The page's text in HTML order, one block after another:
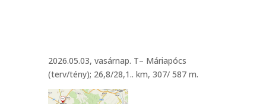
2026.05.03, vasárnap. T– Máriapócs
(terv/tény); 26,8/28,1.. km, 307/ 587 m.